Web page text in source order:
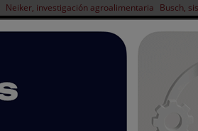
Neiker, investigación agroalimentaria Busch,
ARTÍCULOS